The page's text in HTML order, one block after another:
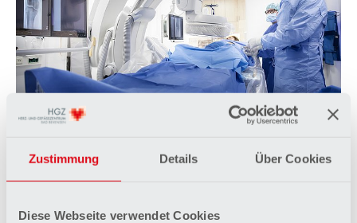
Zustimmung Details Über Cookies
Diese Webseite verwendet Cookies
Klinik für Radiologie
Sie haben immer den Durchblick: Unsere
Radiologie-Spezialisten unterstützen die Arbeit der
Gefäßchirurgen und Angiologen.
Mehr erfahren